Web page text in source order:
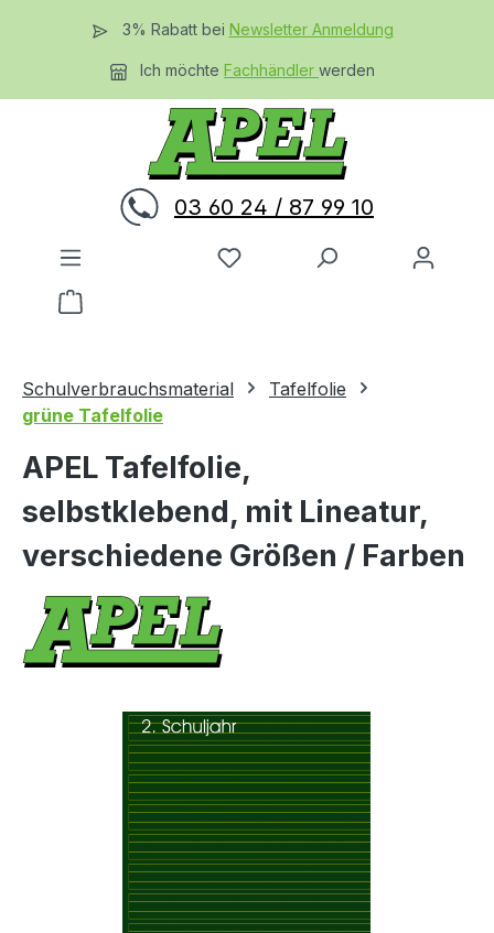
Zum Hauptinhalt springen
3% Rabatt bei Newsletter Anmeldung
Ich möchteFachhändlerwerden
03 60 24 / 87 99 10
Du hast 0 Produkte auf dem
Warenkorb enthält 0 Positionen. Der
Schulverbrauchsmaterial
Tafelfolie
grüne Tafelfolie
APEL Tafelfolie,
selbstklebend, mit Lineatur,
verschiedene Größen / Farben
Bildergalerie überspringen